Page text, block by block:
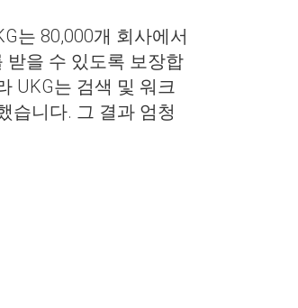
는 80,000개 회사에서
받을 수 있도록 보장합
UKG는 검색 및 워크
습니다. 그 결과 엄청